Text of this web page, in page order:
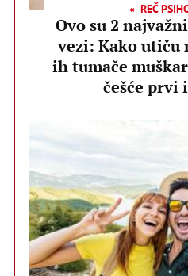
REČ
Ovo su 2
vezi: Kako utiču
ih tumače
češće prvi